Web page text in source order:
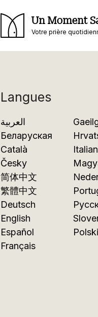
Un Moment
Votre prière
Langues
العربية
Беларуская
Català
Česky
简体中文
繁體中文
Deutsch
English
Español
Français
Polski